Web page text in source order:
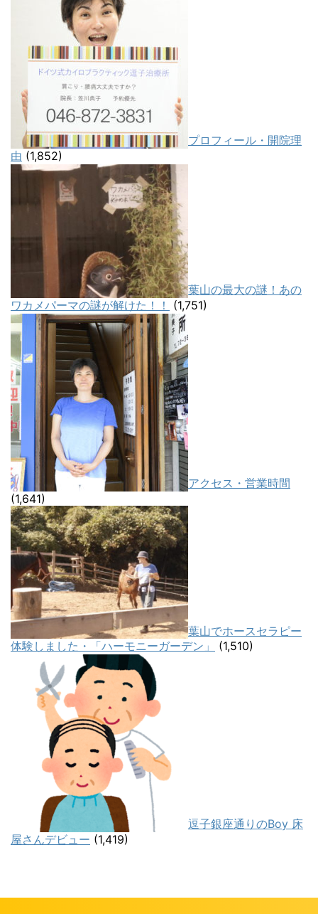
プロフィール・開院理
由 (1,852)
葉山の最大の謎！あの
ワカメパーマの謎が解けた！！
(1,751)
アクセス・営業時間
(1,641)
葉山でホースセラピー
体験しました・「ハーモニーガーデン」
(1,510)
逗子銀座通りのBoy 床
屋さんデビュー (1,419)